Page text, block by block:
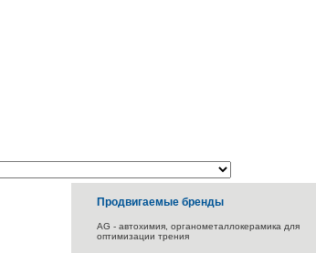
Продвигаемые бренды
AG - автохимия, органометаллокерамика для
оптимизации трения